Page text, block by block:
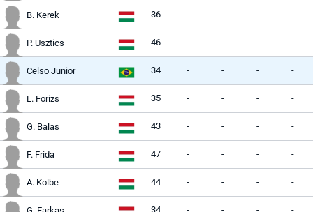
B. Kerek 36 - - - -
P. Usztics 46 - - - -
Celso Junior 34 - - - -
L. Forizs 35 - - - -
G. Balas 43 - - - -
F. Frida 47 - - - -
A. Kolbe 44 - - - -
34 - - - -